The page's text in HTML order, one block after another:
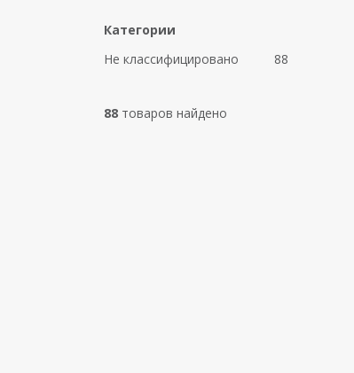
Категории
Не классифицировано
88
88 товаров найдено